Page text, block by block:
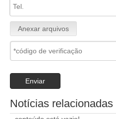
Anexar arquivos
Enviar
Notícias relacionadas